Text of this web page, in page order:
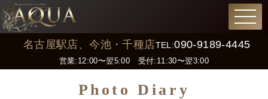
名古屋駅店、今池・千種店TEL:090-9189-4445
営業:12:00〜翌5:00 受付:11:30〜翌3:00
Photo Diary